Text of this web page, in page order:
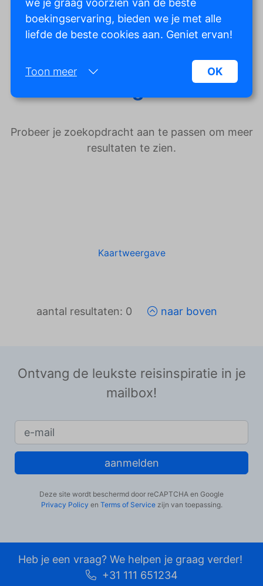
Kaartweergave
Helaas, we hebben geen
resultaten gevonden.
Probeer je zoekopdracht aan te passen om meer
resultaten te zien.
aantal resultaten: 0 naar boven
Kaartweergave
boekingservaring, bieden we je met alle
liefde de beste cookies aan. Geniet ervan!
Toon meer OK
Noodzakelijk:
bruikbaarder te maken, door basisfuncties als
paginanavigatie en toegang tot beveiligde
Het doel van marketingcookies is advertenties
Ontvang de leukste reisinspiratie in je
mailbox!
aanmelden
Deze site wordt beschermd door reCAPTCHA en Google
Privacy Policy en Terms of Servicezijn van toepassing.
Heb je een vraag? We helpen je graag verder!
+31 111 651234